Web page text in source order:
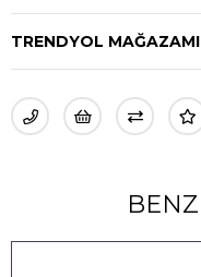
TRENDYOL